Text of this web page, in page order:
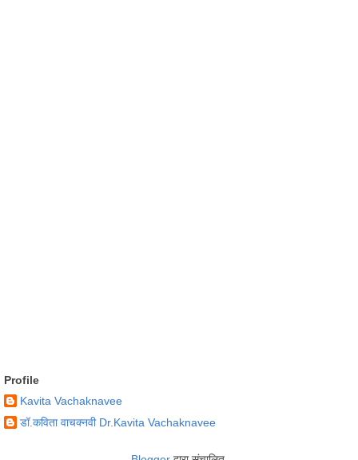
Profile
Kavita Vachaknavee
डॉ.कविता वाचक्नवी Dr.Kavita Vachaknavee